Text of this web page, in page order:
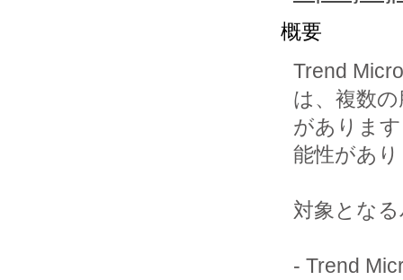
概要
Trend
は、複数
がありま
能性があ
対象とな
- Trend